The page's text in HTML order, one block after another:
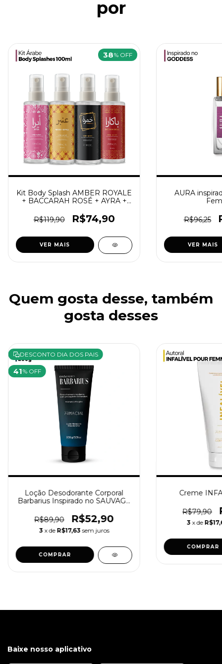
por
38% OFF
Kit Body Splash AMBER ROYALE
+ BACCARAH ROSÉ + AYRA +
R$119,90
R$74,90
VER MAIS
AURA
R$96,25
VER MAIS
Quem gosta desse, também
gosta desses
DESCONTO DIA DOS PAIS
41% OFF
Loção Desodorante Corporal
Barbarius Inspirado no SAUVAGE
R$89,90
R$52,90
3 x de R$17,63 sem juros
COMPRAR
Creme
R$79,90
3 x de
COMPRAR
Baixe nosso aplicativo